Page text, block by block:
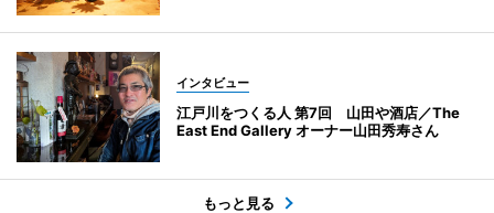
インタビュー
江戸川をつくる人 第7回 山田や酒店／The
East End Gallery オーナー山田秀寿さん
もっと見る